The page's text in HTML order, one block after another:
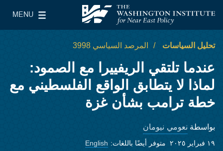
معهد واشنطن لسياسات الشرق الأدنى
MENU
Main Menu
تحليل السياسات المرصد السياسي 3998
عندما تلتقي الريفييرا مع الصمود:
لماذا لا يتطابق الواقع الفلسطيني مع
خطة ترامب بشأن غزة
بواسطة نعومي نيومان
١٩ فبراير ٢٠٢٥ متوفر أيضًا باللغات: English